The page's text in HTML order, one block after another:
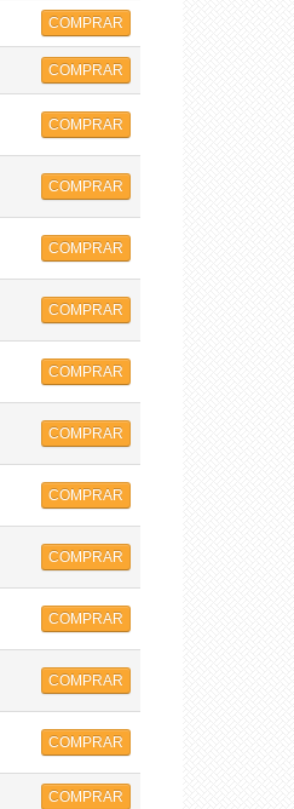
COMPRAR
COMPRAR
COMPRAR
COMPRAR
COMPRAR
COMPRAR
COMPRAR
COMPRAR
COMPRAR
COMPRAR
COMPRAR
COMPRAR
COMPRAR
COMPRAR